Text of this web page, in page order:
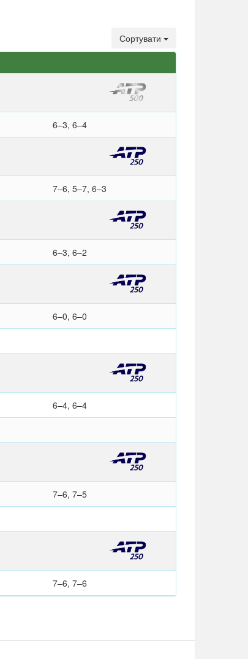
Сортувати
6–3, 6–4
7–6, 5–7, 6–3
6–3, 6–2
6–0, 6–0
6–4, 6–4
7–6, 7–5
7–6, 7–6